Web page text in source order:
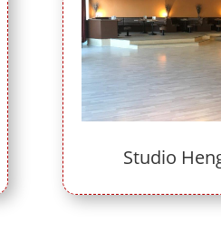
Studio